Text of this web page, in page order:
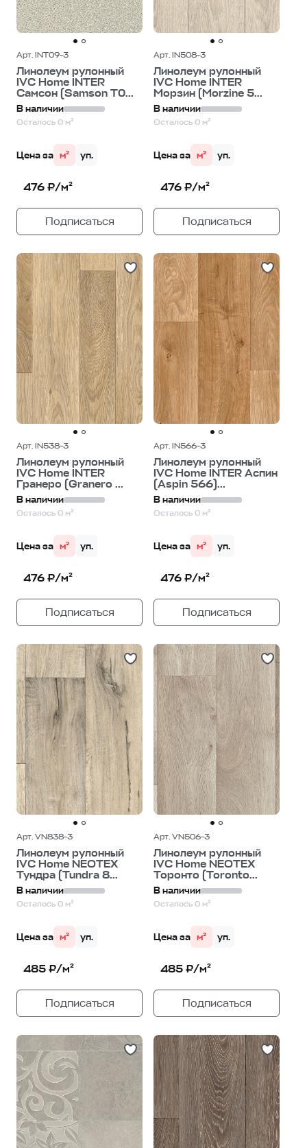
Арт. INT09-3
Линолеум рулонный
IVC Home INTER
Самсон (Samson T0...
В наличии
Осталось 0 м²
Цена за м² уп.
476 ₽/м²
Подписаться
Арт. IN508-3
Линолеум рулонный
IVC Home INTER
Морзин (Morzine 5...
В наличии
Осталось 0 м²
Цена за м² уп.
476 ₽/м²
Подписаться
Арт. IN538-3
Линолеум рулонный
IVC Home INTER
Гранеро (Granero ...
В наличии
Осталось 0 м²
Цена за м² уп.
476 ₽/м²
Подписаться
Арт. IN566-3
Линолеум рулонный
IVC Home INTER Аспин
(Aspin 566)...
В наличии
Осталось 0 м²
Цена за м² уп.
476 ₽/м²
Подписаться
Арт. VN838-3
Линолеум рулонный
IVC Home NEOTEX
Тундра (Tundra 8...
В наличии
Осталось 0 м²
Цена за м² уп.
485 ₽/м²
Подписаться
Арт. VN506-3
Линолеум рулонный
IVC Home NEOTEX
Торонто (Toronto...
В наличии
Осталось 0 м²
Цена за м² уп.
485 ₽/м²
Подписаться